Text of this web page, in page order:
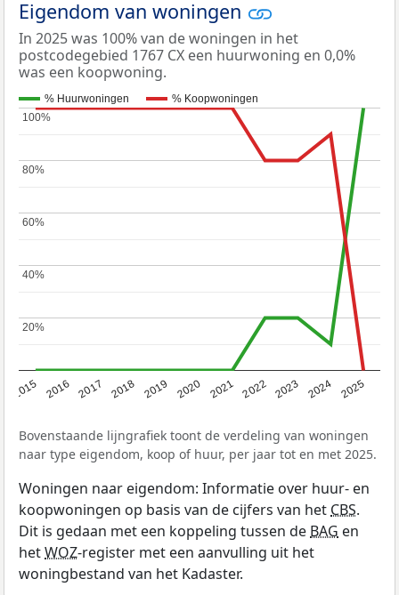
Eigendom van woningen
In 2025 was 100% van de woningen in het
postcodegebied 1767 CX een huurwoning en 0,0%
was een koopwoning.
% Huurwoningen % Koopwoningen
2015 2016 2017 2018 2019 2020 2021 2022 2023 2024 2025
20%
20%
40%
40%
60%
60%
80%
80%
100%
100%
Bovenstaande lijngrafiek toont de verdeling van woningen
naar type eigendom, koop of huur, per jaar tot en met 2025.
Woningen naar eigendom: Informatie over huur- en
koopwoningen op basis van de cijfers van het CBS.
Dit is gedaan met een koppeling tussen de BAG en
hetWOZ-register met een aanvulling uit het
woningbestand van het Kadaster.